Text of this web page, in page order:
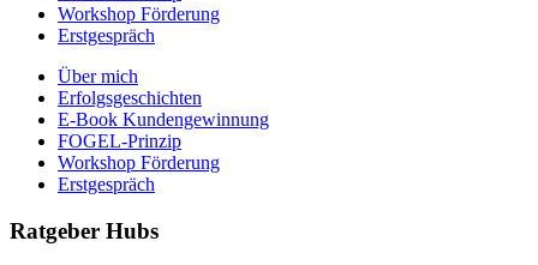
Workshop Förderung
Erstgespräch
Über mich
Erfolgsgeschichten
E-Book Kundengewinnung
FOGEL-Prinzip
Workshop Förderung
Erstgespräch
Ratgeber Hubs